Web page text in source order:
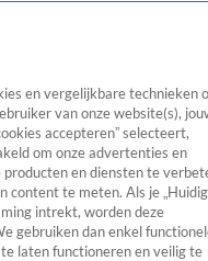
TV Algemeen
Tip
en vergelijkbare technieken
van onze website(s),
accepteren” selecteert,
om onze advertenties en
en diensten te
content te meten. Als je
intrekt, worden deze
gebruiken dan enkel
laten functioneren en veilig te